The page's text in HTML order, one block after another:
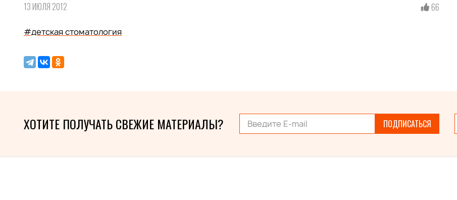
13 ИЮЛЯ 2012 66
#детская стоматология
ХОТИТЕ ПОЛУЧАТЬ СВЕЖИЕ МАТЕРИАЛЫ? ПОДПИСАТЬСЯ